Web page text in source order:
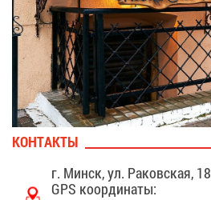
КОН­ТАК­ТЫ
г. Минск, ул. Ра­ков­ская, 18
GPS ко­ор­ди­на­ты: